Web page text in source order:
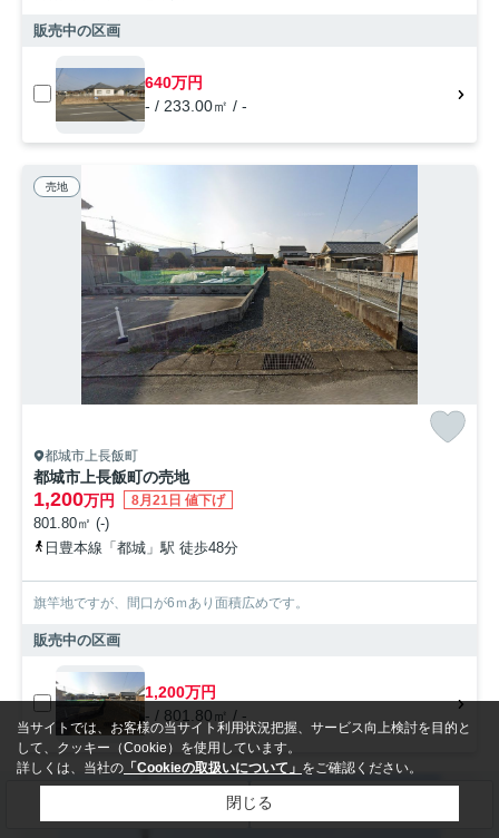
販売中の区画
640万円
- / 233.00㎡ / -
売地
都城市上長飯町
都城市上長飯町の売地
1,200万円 8月21日 値下げ
801.80㎡ (-)
日豊本線「都城」駅 徒歩48分
旗竿地ですが、間口が6ｍあり面積広めです。
販売中の区画
1,200万円
- / 801.80㎡ / -
当サイトでは、お客様の当サイト利用状況把握、サービス向上検討を目的と
して、クッキー（Cookie）を使用しています。
詳しくは、当社の 「Cookieの取扱いについて」 をご確認ください。
閉じる